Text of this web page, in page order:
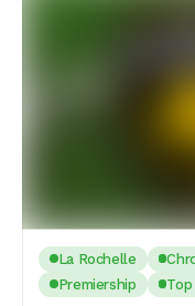
La Rochelle
Premiership
Top